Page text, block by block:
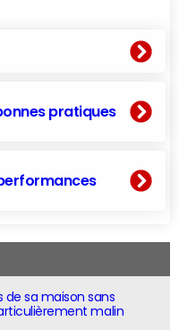
pratiques
de sa maison sans
malin